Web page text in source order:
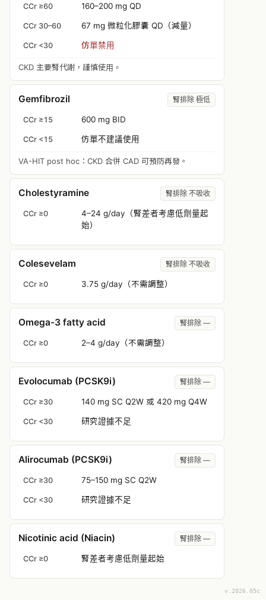
CCr ≥60 160–200 mg QD
CCr 30–60 67 mg 微粒化膠囊 QD（減量）
CCr <30 仿單禁用
CKD 主要腎代謝，謹慎使用。
Gemfibrozil 腎排除 極低
CCr ≥15 600 mg BID
CCr <15 仿單不建議使用
VA-HIT post hoc：CKD 合併 CAD 可預防再發。
Cholestyramine 腎排除 不吸收
CCr ≥0
4–24 g/day（腎差者考慮低劑量起
始）
Colesevelam 腎排除 不吸收
CCr ≥0 3.75 g/day（不需調整）
Omega-3 fatty acid 腎排除 —
CCr ≥0 2–4 g/day（不需調整）
Evolocumab (PCSK9i) 腎排除 —
CCr ≥30 140 mg SC Q2W 或 420 mg Q4W
CCr <30 研究證據不足
Alirocumab (PCSK9i) 腎排除 —
CCr ≥30 75–150 mg SC Q2W
CCr <30 研究證據不足
Nicotinic acid (Niacin) 腎排除 —
CCr ≥0 腎差者考慮低劑量起始
v.2026.05c